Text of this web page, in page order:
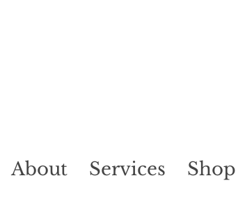
About Services Shop